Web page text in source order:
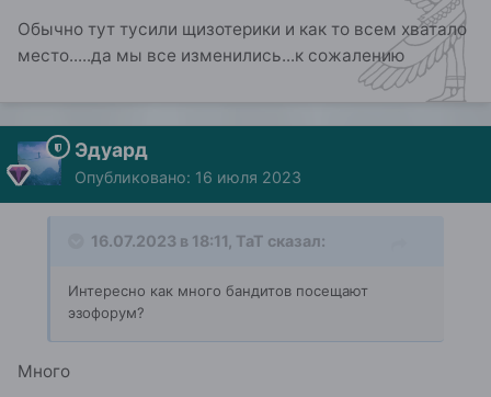
Ты вот пустишь к себе в квартиру бандита?
Будешь терпеть токсичного сотрудника, который
все дело разрушает?
Обычно тут тусили щизотерики и как то всем хватало
место.....да мы все изменились...к сожалению
Эдуард
Опубликовано: 16 июля 2023
16.07.2023 в 18:11, ТаТ сказал:
Интересно как много бандитов посещают
эзофорум?
Много